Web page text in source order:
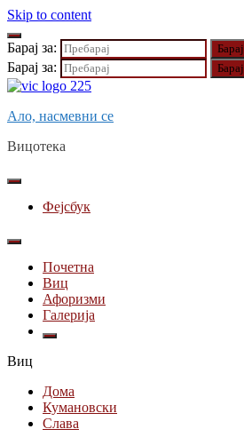
Skip to content
Барај за:
Барај за:
Ало, насмевни се
Вицотека
Фејсбук
Почетна
Виц
Афоризми
Галерија
Виц
Дома
Кумановски
Слава